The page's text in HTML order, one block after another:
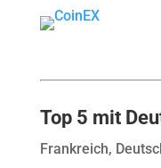
Top 5 mit
Frankreich,